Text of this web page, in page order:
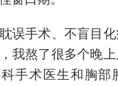
误手术、不盲目
我熬了很多个晚上
手术医生和胸部